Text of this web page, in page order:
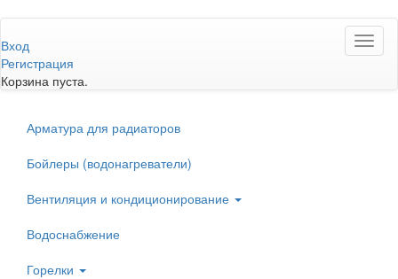
к
основному
содержанию
Вход
Регистрация
Корзина пуста.
Арматура для радиаторов
Бойлеры (водонагреватели)
Вентиляция и кондиционирование
Водоснабжение
Горелки